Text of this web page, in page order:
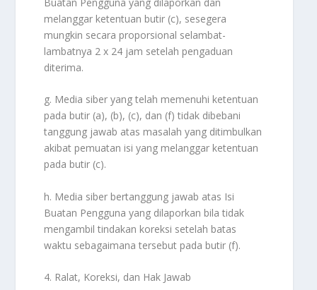
melanggar ketentuan butir (c), sesegera
mungkin secara proporsional selambat-
lambatnya 2 x 24 jam setelah pengaduan
diterima.
g. Media siber yang telah memenuhi ketentuan
pada butir (a), (b), (c), dan (f) tidak dibebani
tanggung jawab atas masalah yang ditimbulkan
akibat pemuatan isi yang melanggar ketentuan
pada butir (c).
h. Media siber bertanggung jawab atas Isi
Buatan Pengguna yang dilaporkan bila tidak
mengambil tindakan koreksi setelah batas
waktu sebagaimana tersebut pada butir (f).
4. Ralat, Koreksi, dan Hak Jawab